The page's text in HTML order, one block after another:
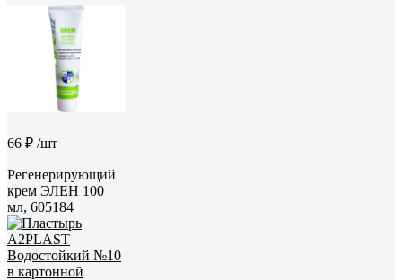
66 ₽ /шт
Регенерирующий
крем ЭЛЕН 100
мл, 605184